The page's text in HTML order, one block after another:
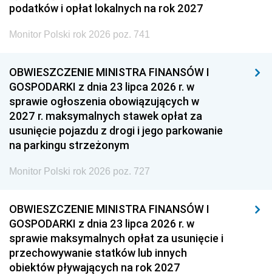
podatków i opłat lokalnych na rok 2027
Monitor Polski rok 2026 poz. 741
OBWIESZCZENIE MINISTRA FINANSÓW I
GOSPODARKI z dnia 23 lipca 2026 r. w
sprawie ogłoszenia obowiązujących w
2027 r. maksymalnych stawek opłat za
usunięcie pojazdu z drogi i jego parkowanie
na parkingu strzeżonym
Monitor Polski rok 2026 poz. 727
OBWIESZCZENIE MINISTRA FINANSÓW I
GOSPODARKI z dnia 23 lipca 2026 r. w
sprawie maksymalnych opłat za usunięcie i
przechowywanie statków lub innych
obiektów pływających na rok 2027